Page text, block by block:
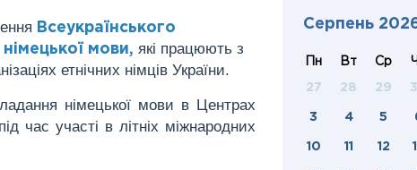
Серпень
Пн Вт Ср
27 28 29
3 4 5
10 11 12
Всеукраїнського
німецької мови, які працюють з
етнічних німців України.
німецької мови в Центрах
час участі в літніх міжнародних